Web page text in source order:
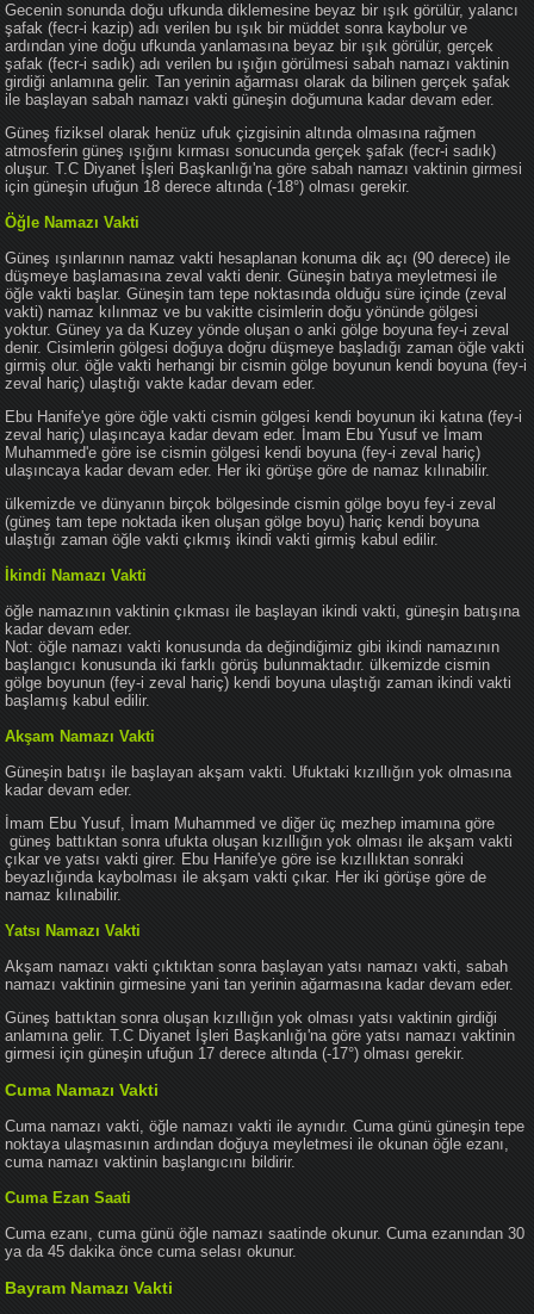
Gecenin sonunda doğu ufkunda diklemesine beyaz bir ışık görülür, yalancı
şafak (fecr-i kazip) adı verilen bu ışık bir müddet sonra kaybolur ve
ardından yine doğu ufkunda yanlamasına beyaz bir ışık görülür, gerçek
şafak (fecr-i sadık) adı verilen bu ışığın görülmesi sabah namazı vaktinin
girdiği anlamına gelir. Tan yerinin ağarması olarak da bilinen gerçek şafak
ile başlayan sabah namazı vakti güneşin doğumuna kadar devam eder.
Güneş fiziksel olarak henüz ufuk çizgisinin altında olmasına rağmen
atmosferin güneş ışığını kırması sonucunda gerçek şafak (fecr-i sadık)
oluşur. T.C Diyanet İşleri Başkanlığı'na göre sabah namazı vaktinin girmesi
için güneşin ufuğun 18 derece altında (-18°) olması gerekir.
Öğle Namazı Vakti
Güneş ışınlarının namaz vakti hesaplanan konuma dik açı (90 derece) ile
düşmeye başlamasına zeval vakti denir. Güneşin batıya meyletmesi ile
öğle vakti başlar. Güneşin tam tepe noktasında olduğu süre içinde (zeval
vakti) namaz kılınmaz ve bu vakitte cisimlerin doğu yönünde gölgesi
yoktur. Güney ya da Kuzey yönde oluşan o anki gölge boyuna fey-i zeval
denir. Cisimlerin gölgesi doğuya doğru düşmeye başladığı zaman öğle vakti
girmiş olur. öğle vakti herhangi bir cismin gölge boyunun kendi boyuna (fey-i
zeval hariç) ulaştığı vakte kadar devam eder.
Ebu Hanife'ye göre öğle vakti cismin gölgesi kendi boyunun iki katına (fey-i
zeval hariç) ulaşıncaya kadar devam eder. İmam Ebu Yusuf ve İmam
Muhammed'e göre ise cismin gölgesi kendi boyuna (fey-i zeval hariç)
ulaşıncaya kadar devam eder. Her iki görüşe göre de namaz kılınabilir.
ülkemizde ve dünyanın birçok bölgesinde cismin gölge boyu fey-i zeval
(güneş tam tepe noktada iken oluşan gölge boyu) hariç kendi boyuna
ulaştığı zaman öğle vakti çıkmış ikindi vakti girmiş kabul edilir.
İkindi Namazı Vakti
öğle namazının vaktinin çıkması ile başlayan ikindi vakti, güneşin batışına
kadar devam eder.
Not: öğle namazı vakti konusunda da değindiğimiz gibi ikindi namazının
başlangıcı konusunda iki farklı görüş bulunmaktadır. ülkemizde cismin
gölge boyunun (fey-i zeval hariç) kendi boyuna ulaştığı zaman ikindi vakti
başlamış kabul edilir.
Akşam Namazı Vakti
Güneşin batışı ile başlayan akşam vakti. Ufuktaki kızıllığın yok olmasına
kadar devam eder.
İmam Ebu Yusuf, İmam Muhammed ve diğer üç mezhep imamına göre
güneş battıktan sonra ufukta oluşan kızıllığın yok olması ile akşam vakti
çıkar ve yatsı vakti girer. Ebu Hanife'ye göre ise kızıllıktan sonraki
beyazlığında kaybolması ile akşam vakti çıkar. Her iki görüşe göre de
namaz kılınabilir.
Yatsı Namazı Vakti
Akşam namazı vakti çıktıktan sonra başlayan yatsı namazı vakti, sabah
namazı vaktinin girmesine yani tan yerinin ağarmasına kadar devam eder.
Güneş battıktan sonra oluşan kızıllığın yok olması yatsı vaktinin girdiği
anlamına gelir. T.C Diyanet İşleri Başkanlığı'na göre yatsı namazı vaktinin
girmesi için güneşin ufuğun 17 derece altında (-17°) olması gerekir.
Cuma Namazı Vakti
Cuma namazı vakti, öğle namazı vakti ile aynıdır. Cuma günü güneşin tepe
noktaya ulaşmasının ardından doğuya meyletmesi ile okunan öğle ezanı,
cuma namazı vaktinin başlangıcını bildirir.
Cuma Ezan Saati
Cuma ezanı, cuma günü öğle namazı saatinde okunur. Cuma ezanından 30
ya da 45 dakika önce cuma selası okunur.
Bayram Namazı Vakti